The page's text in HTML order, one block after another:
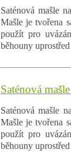
Saténová mašle
Mašle je tvořena
použít pro
běhouny
Saténová
Saténová mašle
Mašle je tvořena
použít pro
běhouny